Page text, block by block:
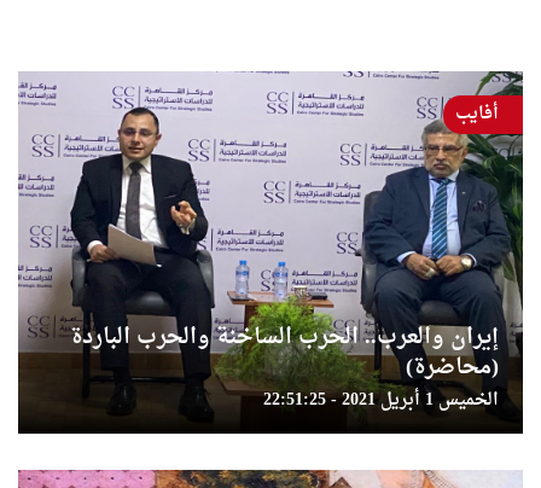
إيران والعرب.. الحرب الساخنة والحرب الباردة
(محاضرة)
الخميس 1 أبريل 2021 - 22:51:25
أفايب